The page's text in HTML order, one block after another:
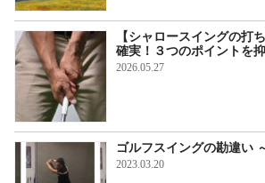
【シャロースイングの打
確実！３つのポイントを
2026.05.27
ゴルフスイングの勘違い
2023.03.20